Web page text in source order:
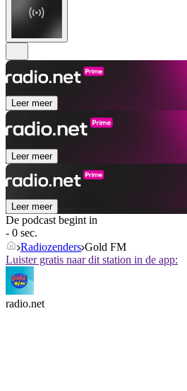
Leer meer
Leer meer
Leer meer
De podcast begint in
- 0 sec.
Radiozenders Gold FM
Luister gratis naar dit station in de app:
radio.net